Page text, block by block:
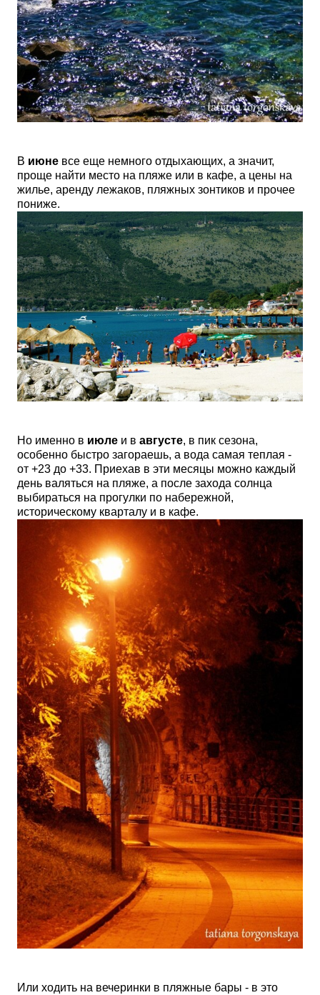
В июне все еще немного отдыхающих, а значит,
проще найти место на пляже или в кафе, а цены на
жилье, аренду лежаков, пляжных зонтиков и прочее
пониже.
Но именно в июле и в августе, в пик сезона,
особенно быстро загораешь, а вода самая теплая -
от +23 до +33. Приехав в эти месяцы можно каждый
день валяться на пляже, а после захода солнца
выбираться на прогулки по набережной,
историческому кварталу и в кафе.
Или ходить на вечеринки в пляжные бары - в это